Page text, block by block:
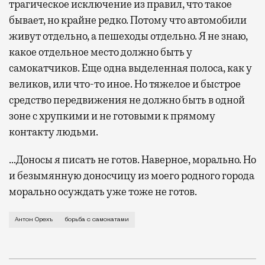
трагическое исключение из правил, что такое
бывает, но крайне редко. Потому что автомобили
живут отдельно, а пешеходы отдельно. Я не знаю,
какое отдельное место должно быть у
самокатчиков. Еще одна выделенная полоса, как у
великов, или что-то иное. Но тяжелое и быстрое
средство передвижения не должно быть в одной
зоне с хрупкими и не готовыми к прямому
контакту людьми.
…Доносы я писать не готов. Наверное, морально. Но
и безымянную доносчицу из моего родного города
морально осуждать уже тоже не готов.
Минутка откровения. Все мы чего-то в жизни
Антон Орехъ борьба с самокатами